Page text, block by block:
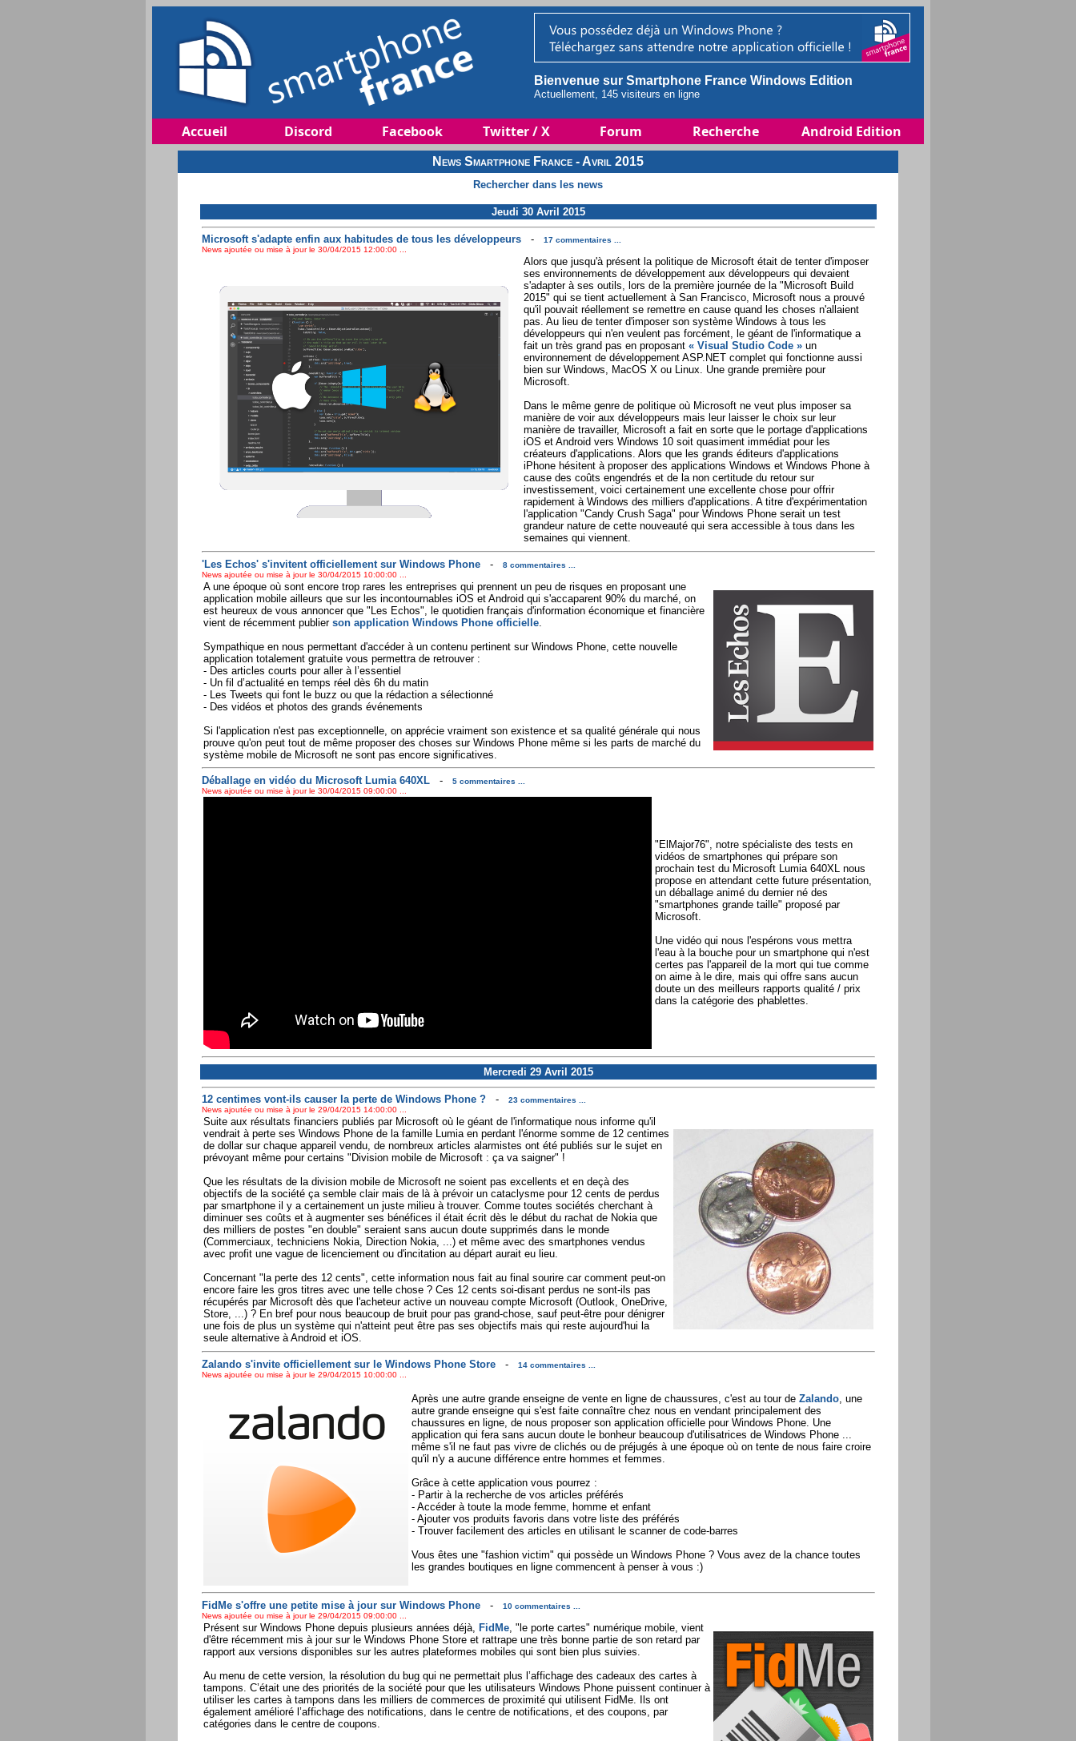
Bienvenue sur Smartphone France Windows Edition
Actuellement, 145 visiteurs en ligne
Accueil Discord Facebook Twitter / X Forum Recherche Android Edition
News Smartphone France - Avril 2015
Rechercher dans les news
Jeudi 30 Avril 2015
Microsoft s'adapte enfin aux habitudes de tous les développeurs-
17 commentaires ...
News ajoutée ou mise à jour le 30/04/2015 12:00:00 ...
Alors que jusqu'à présent la politique de Microsoft était de tenter d'imposer
ses environnements de développement aux développeurs qui devaient
s'adapter à ses outils, lors de la première journée de la "Microsoft Build
2015" qui se tient actuellement à San Francisco, Microsoft nous a prouvé
qu'il pouvait réellement se remettre en cause quand les choses n'allaient
pas. Au lieu de tenter d'imposer son système Windows à tous les
développeurs qui n'en veulent pas forcément, le géant de l'informatique a
fait un très grand pas en proposant « Visual Studio Code »un
environnement de développement ASP.NET complet qui fonctionne aussi
bien sur Windows, MacOS X ou Linux. Une grande première pour
Microsoft.
Dans le même genre de politique où Microsoft ne veut plus imposer sa
manière de voir aux développeurs mais leur laisser le choix sur leur
manière de travailler, Microsoft a fait en sorte que le portage d'applications
iOS et Android vers Windows 10 soit quasiment immédiat pour les
créateurs d'applications. Alors que les grands éditeurs d'applications
iPhone hésitent à proposer des applications Windows et Windows Phone à
cause des coûts engendrés et de la non certitude du retour sur
investissement, voici certainement une excellente chose pour offrir
rapidement à Windows des milliers d'applications. A titre d'expérimentation
l'application "Candy Crush Saga" pour Windows Phone serait un test
grandeur nature de cette nouveauté qui sera accessible à tous dans les
semaines qui viennent.
'Les Echos' s'invitent officiellement sur Windows Phone-
8 commentaires ...
News ajoutée ou mise à jour le 30/04/2015 10:00:00 ...
A une époque où sont encore trop rares les entreprises qui prennent un peu de risques en proposant une
application mobile ailleurs que sur les incontournables iOS et Android qui s'accaparent 90% du marché, on
est heureux de vous annoncer que "Les Echos", le quotidien français d'information économique et financière
vient de récemment publier son application Windows Phone officielle.
Sympathique en nous permettant d'accéder à un contenu pertinent sur Windows Phone, cette nouvelle
application totalement gratuite vous permettra de retrouver :
- Des articles courts pour aller à l’essentiel
- Un fil d’actualité en temps réel dès 6h du matin
- Les Tweets qui font le buzz ou que la rédaction a sélectionné
- Des vidéos et photos des grands événements
Si l'application n'est pas exceptionnelle, on apprécie vraiment son existence et sa qualité générale qui nous
prouve qu'on peut tout de même proposer des choses sur Windows Phone même si les parts de marché du
système mobile de Microsoft ne sont pas encore significatives.
Déballage en vidéo du Microsoft Lumia 640XL-
5 commentaires ...
News ajoutée ou mise à jour le 30/04/2015 09:00:00 ...
"ElMajor76", notre spécialiste des tests en
vidéos de smartphones qui prépare son
prochain test du Microsoft Lumia 640XL nous
propose en attendant cette future présentation,
un déballage animé du dernier né des
"smartphones grande taille" proposé par
Microsoft.
Une vidéo qui nous l'espérons vous mettra
l'eau à la bouche pour un smartphone qui n'est
certes pas l'appareil de la mort qui tue comme
on aime à le dire, mais qui offre sans aucun
doute un des meilleurs rapports qualité / prix
dans la catégorie des phablettes.
Mercredi 29 Avril 2015
12 centimes vont-ils causer la perte de Windows Phone ?-
23 commentaires ...
News ajoutée ou mise à jour le 29/04/2015 14:00:00 ...
Suite aux résultats financiers publiés par Microsoft où le géant de l'informatique nous informe qu'il
vendrait à perte ses Windows Phone de la famille Lumia en perdant l'énorme somme de 12 centimes
de dollar sur chaque appareil vendu, de nombreux articles alarmistes ont été publiés sur le sujet en
prévoyant même pour certains "Division mobile de Microsoft : ça va saigner" !
Que les résultats de la division mobile de Microsoft ne soient pas excellents et en deçà des
objectifs de la société ça semble clair mais de là à prévoir un cataclysme pour 12 cents de perdus
par smartphone il y a certainement un juste milieu à trouver. Comme toutes sociétés cherchant à
diminuer ses coûts et à augmenter ses bénéfices il était écrit dès le début du rachat de Nokia que
des milliers de postes "en double" seraient sans aucun doute supprimés dans le monde
(Commerciaux, techniciens Nokia, Direction Nokia, ...) et même avec des smartphones vendus
avec profit une vague de licenciement ou d'incitation au départ aurait eu lieu.
Concernant "la perte des 12 cents", cette information nous fait au final sourire car comment peut-on
encore faire les gros titres avec une telle chose ? Ces 12 cents soi-disant perdus ne sont-ils pas
récupérés par Microsoft dès que l'acheteur active un nouveau compte Microsoft (Outlook, OneDrive,
Store, ...) ? En bref pour nous beaucoup de bruit pour pas grand-chose, sauf peut-être pour dénigrer
une fois de plus un système qui n'atteint peut être pas ses objectifs mais qui reste aujourd'hui la
seule alternative à Android et iOS.
Zalando s'invite officiellement sur le Windows Phone Store-
14 commentaires ...
News ajoutée ou mise à jour le 29/04/2015 10:00:00 ...
Après une autre grande enseigne de vente en ligne de chaussures, c'est au tour de Zalando, une
autre grande enseigne qui s'est faite connaître chez nous en vendant principalement des
chaussures en ligne, de nous proposer son application officielle pour Windows Phone. Une
application qui fera sans aucun doute le bonheur beaucoup d'utilisatrices de Windows Phone ...
même s'il ne faut pas vivre de clichés ou de préjugés à une époque où on tente de nous faire croire
qu'il n'y a aucune différence entre hommes et femmes.
Grâce à cette application vous pourrez :
- Partir à la recherche de vos articles préférés
- Accéder à toute la mode femme, homme et enfant
- Ajouter vos produits favoris dans votre liste des préférés
- Trouver facilement des articles en utilisant le scanner de code-barres
Vous êtes une "fashion victim" qui possède un Windows Phone ? Vous avez de la chance toutes
les grandes boutiques en ligne commencent à penser à vous :)
FidMe s'offre une petite mise à jour sur Windows Phone-
10 commentaires ...
News ajoutée ou mise à jour le 29/04/2015 09:00:00 ...
Présent sur Windows Phone depuis plusieurs années déjà, FidMe, "le porte cartes" numérique mobile, vient
d'être récemment mis à jour sur le Windows Phone Store et rattrape une très bonne partie de son retard par
rapport aux versions disponibles sur les autres plateformes mobiles qui sont bien plus suivies.
Au menu de cette version, la résolution du bug qui ne permettait plus l’affichage des cadeaux des cartes à
tampons. C’était une des priorités de la société pour que les utilisateurs Windows Phone puissent continuer à
utiliser les cartes à tampons dans les milliers de commerces de proximité qui utilisent FidMe. Ils ont
également amélioré l’affichage des notifications, dans le centre de notifications, et des coupons, par
catégories dans le centre de coupons.